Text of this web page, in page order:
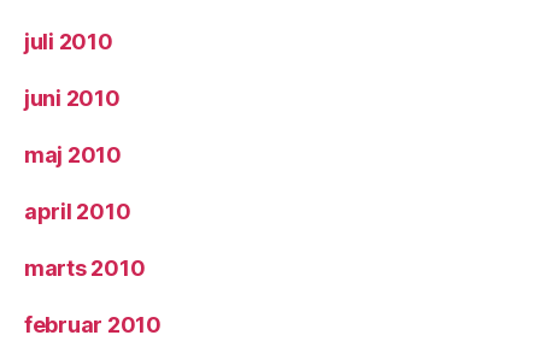
juli 2010
juni 2010
maj 2010
april 2010
marts 2010
februar 2010